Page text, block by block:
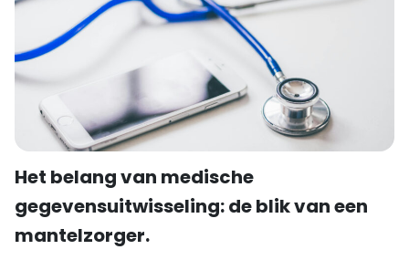
Het belang van medische
gegevensuitwisseling: de blik van een
mantelzorger.